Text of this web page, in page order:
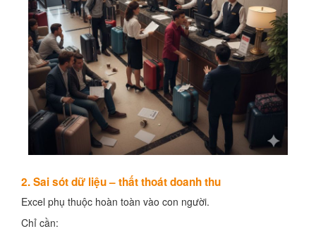
2. Sai sót dữ liệu – thất thoát doanh thu
Excel phụ thuộc hoàn toàn vào con người.
Chỉ cần: